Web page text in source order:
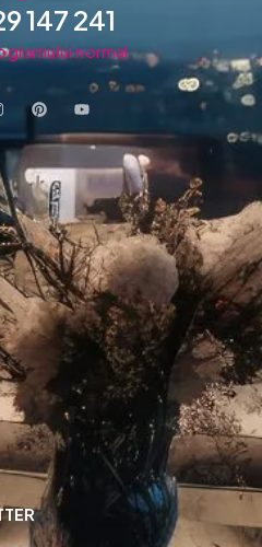
147 241
normal